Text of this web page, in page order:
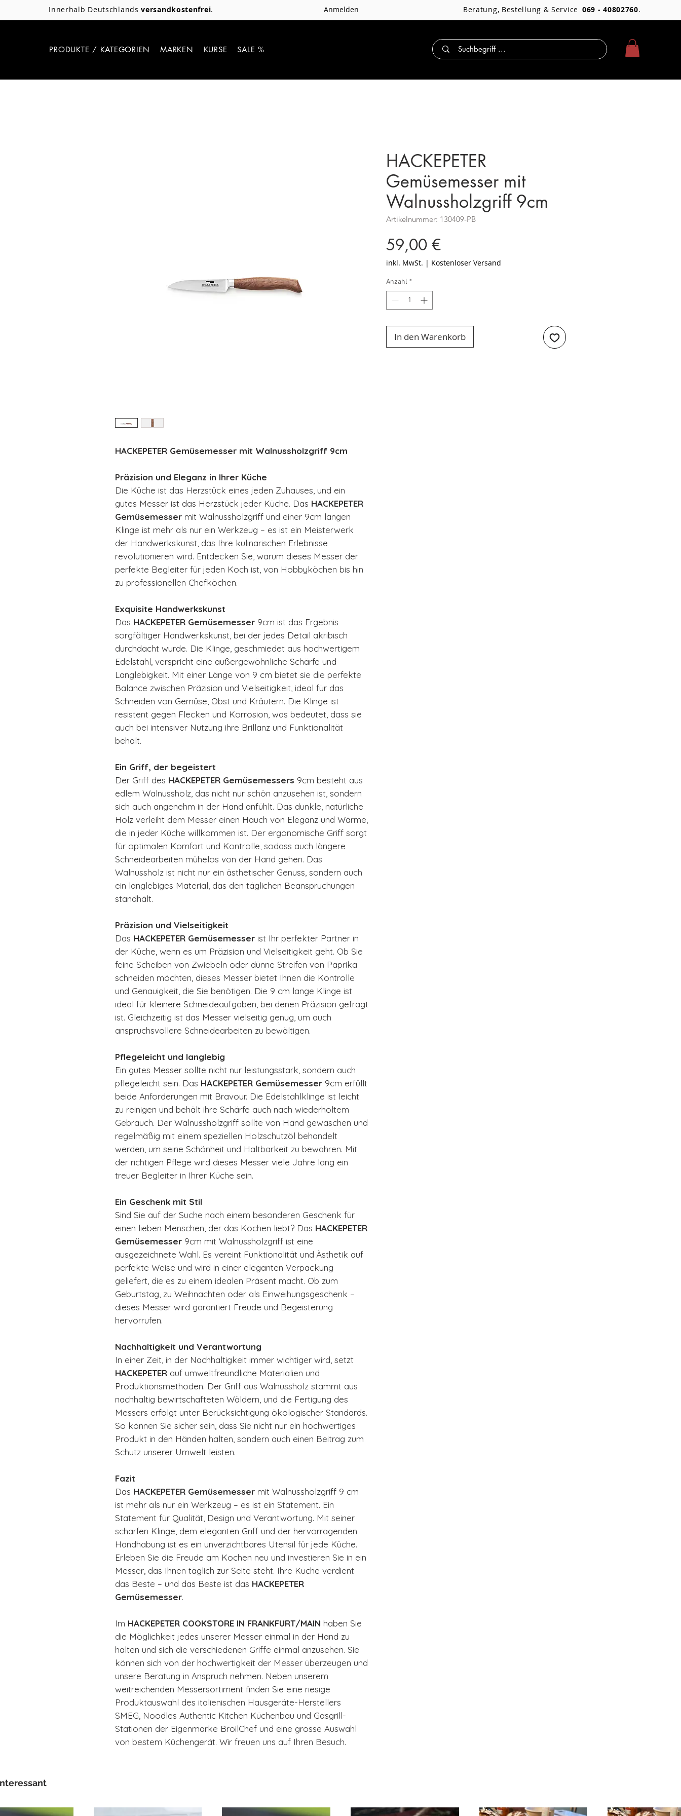
Innerhalb Deutschlandsversandkostenfrei. Anmelden Beratung, Bestellung & Service 069 - 40802760.
PRODUKTE / KATEGORIEN MARKEN KURSE SALE %
HACKEPETER Gemüsemesser mit Walnussholzgriff 9cm
Präzision und Eleganz in Ihrer Küche
Die Küche ist das Herzstück eines jeden Zuhauses, und ein
gutes Messer ist das Herzstück jeder Küche. Das HACKEPETER
Gemüsemesser mit Walnussholzgriff und einer 9cm langen
Klinge ist mehr als nur ein Werkzeug – es ist ein Meisterwerk
der Handwerkskunst, das Ihre kulinarischen Erlebnisse
revolutionieren wird. Entdecken Sie, warum dieses Messer der
perfekte Begleiter für jeden Koch ist, von Hobbyköchen bis hin
zu professionellen Chefköchen.
Exquisite Handwerkskunst
Das HACKEPETER Gemüsemesser 9cm ist das Ergebnis
sorgfältiger Handwerkskunst, bei der jedes Detail akribisch
durchdacht wurde. Die Klinge, geschmiedet aus hochwertigem
Edelstahl, verspricht eine außergewöhnliche Schärfe und
Langlebigkeit. Mit einer Länge von 9 cm bietet sie die perfekte
Balance zwischen Präzision und Vielseitigkeit, ideal für das
Schneiden von Gemüse, Obst und Kräutern. Die Klinge ist
resistent gegen Flecken und Korrosion, was bedeutet, dass sie
auch bei intensiver Nutzung ihre Brillanz und Funktionalität
behält.
Ein Griff, der begeistert
Der Griff des HACKEPETER Gemüsemessers 9cm besteht aus
edlem Walnussholz, das nicht nur schön anzusehen ist, sondern
sich auch angenehm in der Hand anfühlt. Das dunkle, natürliche
Holz verleiht dem Messer einen Hauch von Eleganz und Wärme,
die in jeder Küche willkommen ist. Der ergonomische Griff sorgt
für optimalen Komfort und Kontrolle, sodass auch längere
Schneidearbeiten mühelos von der Hand gehen. Das
Walnussholz ist nicht nur ein ästhetischer Genuss, sondern auch
ein langlebiges Material, das den täglichen Beanspruchungen
standhält.
Präzision und Vielseitigkeit
Das HACKEPETER Gemüsemesser ist Ihr perfekter Partner in
der Küche, wenn es um Präzision und Vielseitigkeit geht. Ob Sie
feine Scheiben von Zwiebeln oder dünne Streifen von Paprika
schneiden möchten, dieses Messer bietet Ihnen die Kontrolle
und Genauigkeit, die Sie benötigen. Die 9 cm lange Klinge ist
ideal für kleinere Schneideaufgaben, bei denen Präzision gefragt
ist. Gleichzeitig ist das Messer vielseitig genug, um auch
anspruchsvollere Schneidearbeiten zu bewältigen.
Pflegeleicht und langlebig
Ein gutes Messer sollte nicht nur leistungsstark, sondern auch
pflegeleicht sein. Das HACKEPETER Gemüsemesser 9cm erfüllt
beide Anforderungen mit Bravour. Die Edelstahlklinge ist leicht
zu reinigen und behält ihre Schärfe auch nach wiederholtem
Gebrauch. Der Walnussholzgriff sollte von Hand gewaschen und
regelmäßig mit einem speziellen Holzschutzöl behandelt
werden, um seine Schönheit und Haltbarkeit zu bewahren. Mit
der richtigen Pflege wird dieses Messer viele Jahre lang ein
treuer Begleiter in Ihrer Küche sein.
Ein Geschenk mit Stil
Sind Sie auf der Suche nach einem besonderen Geschenk für
einen lieben Menschen, der das Kochen liebt? Das HACKEPETER
Gemüsemesser 9cm mit Walnussholzgriff ist eine
ausgezeichnete Wahl. Es vereint Funktionalität und Ästhetik auf
perfekte Weise und wird in einer eleganten Verpackung
geliefert, die es zu einem idealen Präsent macht. Ob zum
Geburtstag, zu Weihnachten oder als Einweihungsgeschenk –
dieses Messer wird garantiert Freude und Begeisterung
hervorrufen.
Nachhaltigkeit und Verantwortung
In einer Zeit, in der Nachhaltigkeit immer wichtiger wird, setzt
HACKEPETER auf umweltfreundliche Materialien und
Produktionsmethoden. Der Griff aus Walnussholz stammt aus
nachhaltig bewirtschafteten Wäldern, und die Fertigung des
Messers erfolgt unter Berücksichtigung ökologischer Standards.
So können Sie sicher sein, dass Sie nicht nur ein hochwertiges
Produkt in den Händen halten, sondern auch einen Beitrag zum
Schutz unserer Umwelt leisten.
Fazit
Das HACKEPETER Gemüsemesser mit Walnussholzgriff 9 cm
ist mehr als nur ein Werkzeug – es ist ein Statement. Ein
Statement für Qualität, Design und Verantwortung. Mit seiner
scharfen Klinge, dem eleganten Griff und der hervorragenden
Handhabung ist es ein unverzichtbares Utensil für jede Küche.
Erleben Sie die Freude am Kochen neu und investieren Sie in ein
Messer, das Ihnen täglich zur Seite steht. Ihre Küche verdient
das Beste – und das Beste ist das HACKEPETER
Gemüsemesser.
Im HACKEPETER COOKSTORE IN FRANKFURT/MAIN haben Sie
die Möglichkeit jedes unserer Messer einmal in der Hand zu
halten und sich die verschiedenen Griffe einmal anzusehen. Sie
können sich von der hochwertigkeit der Messer überzeugen und
unsere Beratung in Anspruch nehmen. Neben unserem
weitreichenden Messersortiment finden Sie eine riesige
Produktauswahl des italienischen Hausgeräte-Herstellers
SMEG, Noodles Authentic Kitchen Küchenbau und Gasgrill-
Stationen der Eigenmarke BroilChef und eine grosse Auswahl
von bestem Küchengerät. Wir freuen uns auf Ihren Besuch.
HACKEPETER
Gemüsemesser mit
Walnussholzgriff 9cm
Artikelnummer: 130409-PB
59,00 €Preis
inkl. MwSt. | Kostenloser Versand
Anzahl *
In den Warenkorb